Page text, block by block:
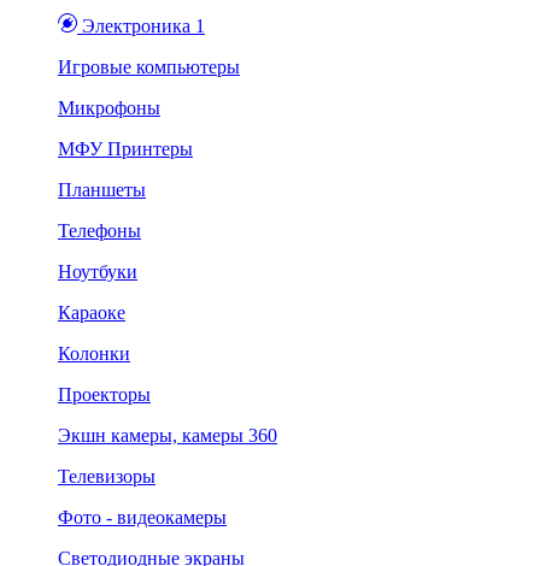
Электроника 1
Игровые компьютеры
Микрофоны
МФУ Принтеры
Планшеты
Телефоны
Ноутбуки
Караоке
Колонки
Проекторы
Экшн камеры, камеры 360
Телевизоры
Фото - видеокамеры
Светодиодные экраны